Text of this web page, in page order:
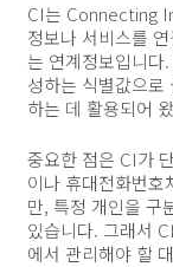
CI는 Connecting
정보나 서비스를
는 연계정보입니다
성하는 식별값으로
하는 데 활용되어
중요한 점은 CI가
이나 휴대전화번호
만, 특정 개인을 구
있습니다. 그래서
에서 관리해야 할